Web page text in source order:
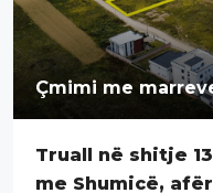
Çmimi me
Truall në shitje
me Shumicë,